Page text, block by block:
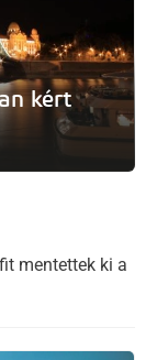
kért
mentettek ki a